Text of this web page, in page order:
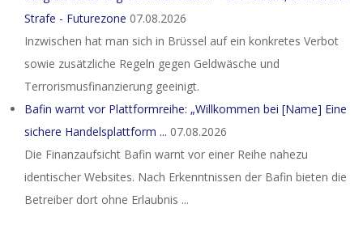
Strafe - Futurezone 07.08.2026
Inzwischen hat man sich in Brüssel auf ein konkretes Verbot
sowie zusätzliche Regeln gegen Geldwäsche und
Terrorismusfinanzierung geeinigt.
Bafin warnt vor Plattformreihe: „Willkommen bei [Name] Eine
sichere Handelsplattform ... 07.08.2026
Die Finanzaufsicht Bafin warnt vor einer Reihe nahezu
identischer Websites. Nach Erkenntnissen der Bafin bieten die
Betreiber dort ohne Erlaubnis ...